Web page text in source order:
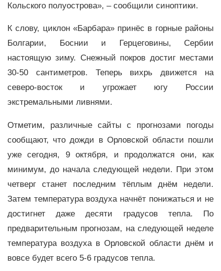
Кольского полуострова», – сообщили синоптики.
К слову, циклон «Барбара» принёс в горные районы
Болгарии, Боснии и Герцеговины,
Сербии
настоящую зиму. Снежный покров достиг местами
30-50 сантиметров. Теперь вихрь движется на
северо-восток и угрожает югу России
экстремальными ливнями.
Отметим, различные сайты с прогнозами погоды
сообщают, что дожди в Орловской области пошли
уже сегодня, 9 октября, и продолжатся они, как
минимум, до начала следующей недели. При этом
четверг станет последним тёплым днём недели.
Затем температура воздуха начнёт понижаться и не
достигнет даже десяти градусов тепла. По
предварительным прогнозам, на следующей неделе
температура воздуха в Орловской области днём и
вовсе будет всего 5-6 градусов тепла.